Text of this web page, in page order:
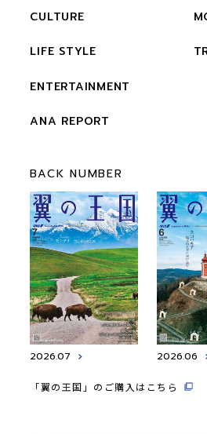
CULTURE
LIFE STYLE
ENTERTAINMENT
ANA REPORT
BACK NUMBER
2026.07 2026.06
「翼の王国」のご購入はこちら